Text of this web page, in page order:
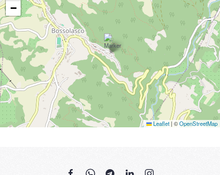
−
Leaflet | ©OpenStreetMap